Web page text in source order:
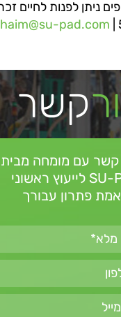
haim@su-pad.com
קשר
קשר עם מומחה מבית
SU- לייעוץ ראשוני
פתרון עבורך